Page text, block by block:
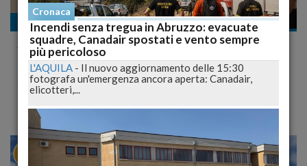
Cultura
XIX Edizione Premio Internazionale L'Aquila
Bper Banca intitolato a Laudomia Bonanni
Ospite d'onore sarà la poetessa Marcia Teophilo
27 29
Cronaca
Incendi senza tregua in Abruzzo: evacuate
squadre, Canadair spostati e vento sempre
più pericoloso
L'AQUILA - Il nuovo aggiornamento delle 15:30
fotografa un'emergenza ancora aperta: Canadair,
elicotteri,...